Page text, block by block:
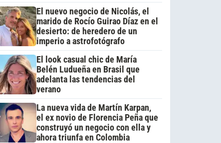
El nuevo negocio de Nicolás, el
marido de Rocío Guirao Díaz en el
desierto: de heredero de un
imperio a astrofotógrafo
El look casual chic de María
Belén Ludueña en Brasil que
adelanta las tendencias del
verano
La nueva vida de Martín Karpan,
el ex novio de Florencia Peña que
construyó un negocio con ella y
ahora triunfa en Colombia